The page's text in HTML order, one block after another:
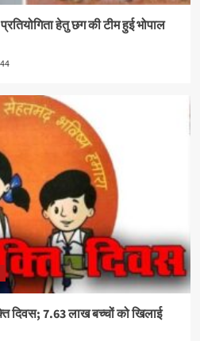
हेतु छग की टीम हुई भोपाल
44
दिवस; 7.63 लाख बच्चों को खिलाई